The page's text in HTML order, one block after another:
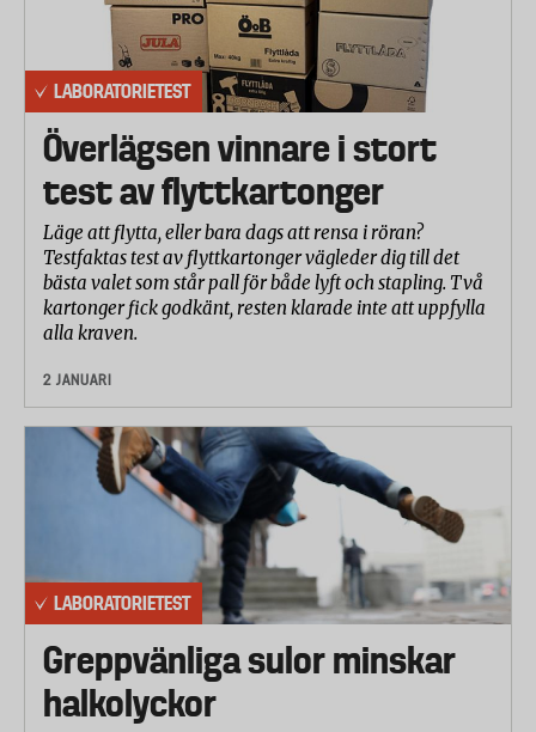
LABORATORIETEST
Överlägsen vinnare i stort
test av flyttkartonger
Läge att flytta, eller bara dags att rensa i röran?
Testfaktas test av flyttkartonger vägleder dig till det
bästa valet som står pall för både lyft och stapling. Två
kartonger fick godkänt, resten klarade inte att uppfylla
alla kraven.
2 JANUARI
LABORATORIETEST
Greppvänliga sulor minskar
halkolyckor